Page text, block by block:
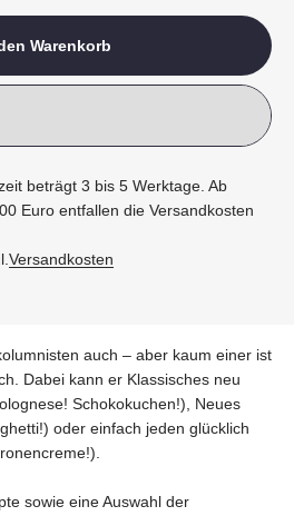
Warenkorb
beträgt 3 bis 5 Werktage. Ab
Euro entfallen die Versandkosten
Versandkosten
auch – aber kaum einer ist
Dabei kann er Klassisches neu
Schokokuchen!), Neues
oder einfach jeden glücklich
sowie eine Auswahl der